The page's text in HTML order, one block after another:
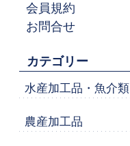
会員規約
お問合せ
カテゴリー
水産加工品・魚介類
農産加工品